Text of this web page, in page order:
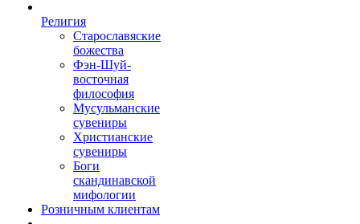
Религия
Старославяские
божества
Фэн-Шуй-
восточная
философия
Мусульманские
сувениры
Христианские
сувениры
Боги
скандинавской
мифологии
Розничным клиентам